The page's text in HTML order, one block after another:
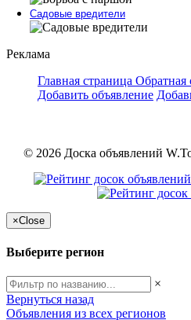
Садовые вредители
Реклама
Главная страница Обратная
Добавить объявление
© 2026 Доска объявлений
×Close
Выберите регион
×
Вернуться назад
Объявления из всех регионов